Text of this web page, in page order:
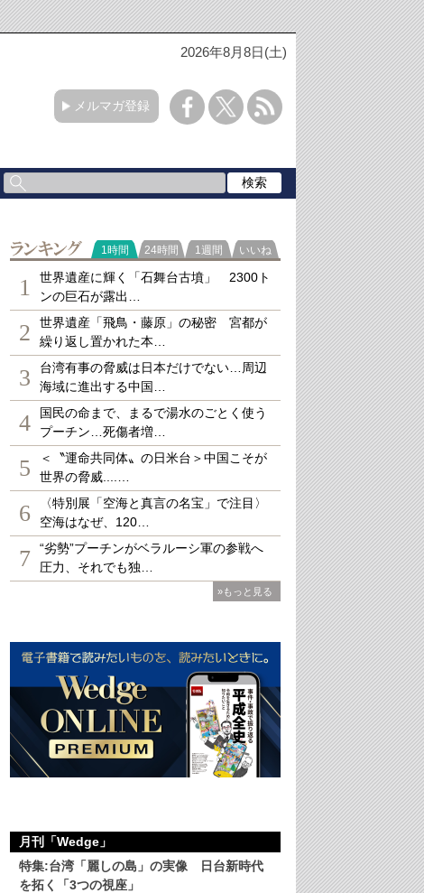
2026年8月8日(土)
メルマガ登録
ランキング
1時間 24時間 1週間 いいね
1
世界遺産に輝く「石舞台古墳」 2300ト
ンの巨石が露出…
2
世界遺産「飛鳥・藤原」の秘密 宮都が
繰り返し置かれた本…
3
台湾有事の脅威は日本だけでない…周辺
海域に進出する中国…
4
国民の命まで、まるで湯水のごとく使う
プーチン…死傷者増…
5
＜〝運命共同体〟の日米台＞中国こそが
世界の脅威....…
6
〈特別展「空海と真言の名宝」で注目〉
空海はなぜ、120…
7
“劣勢”プーチンがベラルーシ軍の参戦へ
圧力、それでも独…
»もっと見る
月刊「Wedge」
特集:台湾「麗しの島」の実像 日台新時代
を拓く「3つの視座」